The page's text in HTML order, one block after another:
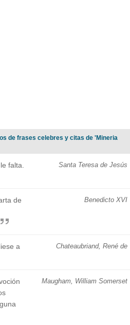
de frases celebres y citas de 'Mineria
Santa Teresa de Jesús
falta.
Benedicto XVI
de
Chateaubriand, René de
a
Maugham, William Somerset